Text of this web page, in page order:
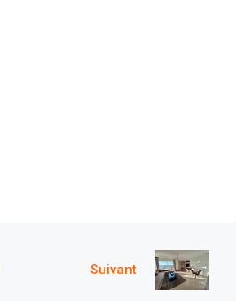
Suivant